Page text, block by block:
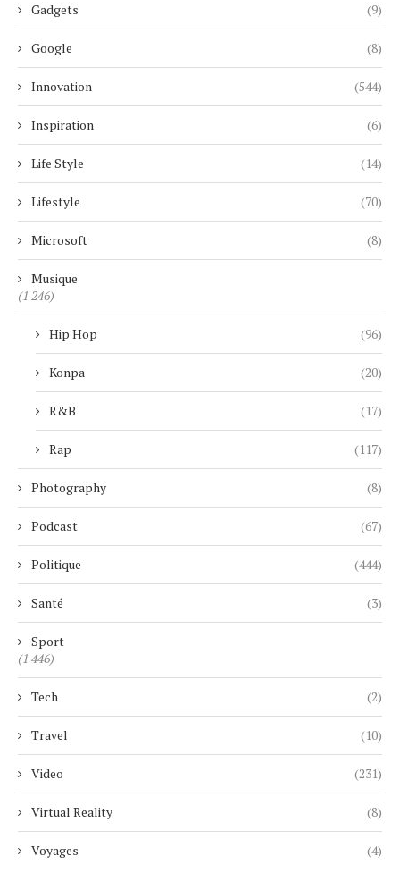
Gadgets (9)
Google (8)
Innovation (544)
Inspiration (6)
Life Style (14)
Lifestyle (70)
Microsoft (8)
Musique
(1 246)
Hip Hop (96)
Konpa (20)
R&B (17)
Rap (117)
Photography (8)
Podcast (67)
Politique (444)
Santé (3)
Sport
(1 446)
Tech (2)
Travel (10)
Video (231)
Virtual Reality (8)
Voyages (4)